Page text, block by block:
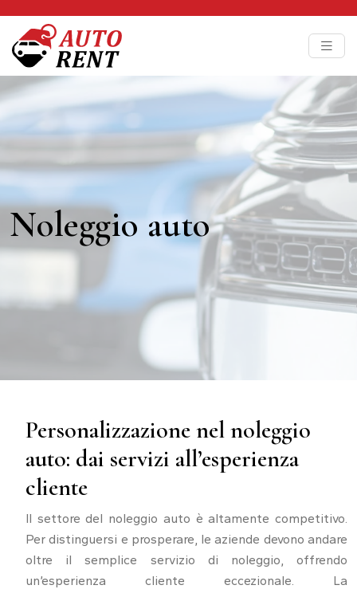
Noleggio auto
Personalizzazione nel noleggio
auto: dai servizi all’esperienza
cliente
Il settore del noleggio auto è altamente competitivo.
Per distinguersi e prosperare, le aziende devono andare
oltre il semplice servizio di noleggio, offrendo
un’esperienza cliente eccezionale. La